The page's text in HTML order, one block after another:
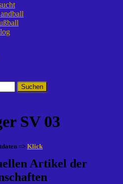
SV 03
=> Klick
Artikel der